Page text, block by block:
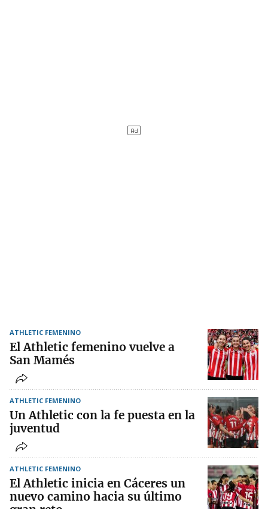
ATHLETIC FEMENINO
El Athletic femenino vuelve a
San Mamés
ATHLETIC FEMENINO
Un Athletic con la fe puesta en la
juventud
ATHLETIC FEMENINO
El Athletic inicia en Cáceres un
nuevo camino hacia su último